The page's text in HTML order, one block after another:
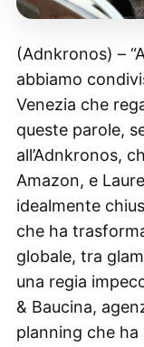
(Adnkronos) –
abbiamo
Venezia che
queste parole,
all’Adnkronos,
Amazon, e
idealmente
che ha
globale, tra
una regia
& Baucina,
planning che